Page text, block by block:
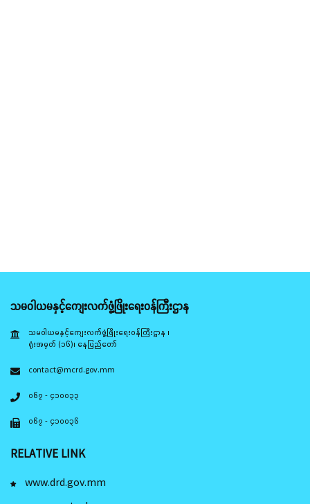
သမဝါယမနှင့်ကျေးလက်ဖွံ့ဖြိုးရေးဝန်ကြီးဌာန
သမဝါယမနှင့်ကျေးလက်ဖွံ့ဖြိုးရေးဝန်ကြီးဌာန ၊
ရုံးအမှတ် (၁၆)၊ နေပြည်တော်
contact@mcrd.gov.mm
၀၆၇ - ၄၁၀၀၃၃
၀၆၇ - ၄၁၀၀၃၆
RELATIVE LINK
www.drd.gov.mm